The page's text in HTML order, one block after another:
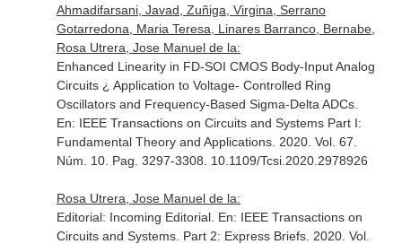
Ahmadifarsani, Javad, Zuñiga, Virgina, Serrano
Gotarredona, Maria Teresa, Linares Barranco, Bernabe,
Rosa Utrera, Jose Manuel de la:
Enhanced Linearity in FD-SOI CMOS Body-Input Analog
Circuits ¿ Application to Voltage- Controlled Ring
Oscillators and Frequency-Based Sigma-Delta ADCs.
En: IEEE Transactions on Circuits and Systems Part I:
Fundamental Theory and Applications. 2020. Vol. 67.
Núm. 10. Pag. 3297-3308. 10.1109/Tcsi.2020.2978926
Rosa Utrera, Jose Manuel de la:
Editorial: Incoming Editorial. En: IEEE Transactions on
Circuits and Systems. Part 2: Express Briefs. 2020. Vol.